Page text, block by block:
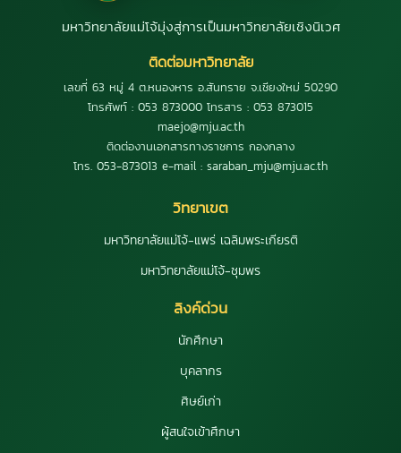
มหาวิทยาลัยแม่โจ้มุ่งสู่การเป็นมหาวิทยาลัยเชิงนิเวศ
ติดต่อมหาวิทยาลัย
เลขที่ 63 หมู่ 4 ต.หนองหาร อ.สันทราย จ.เชียงใหม่ 50290
โทรศัพท์ : 053 873000 โทรสาร : 053 873015
maejo@mju.ac.th
ติดต่องานเอกสารทางราชการ กองกลาง
โทร. 053-873013 e-mail : saraban_mju@mju.ac.th
วิทยาเขต
มหาวิทยาลัยแม่โจ้-แพร่ เฉลิมพระเกียรติ
มหาวิทยาลัยแม่โจ้-ชุมพร
ลิงค์ด่วน
นักศึกษา
บุคลากร
ศิษย์เก่า
ผู้สนใจเข้าศึกษา